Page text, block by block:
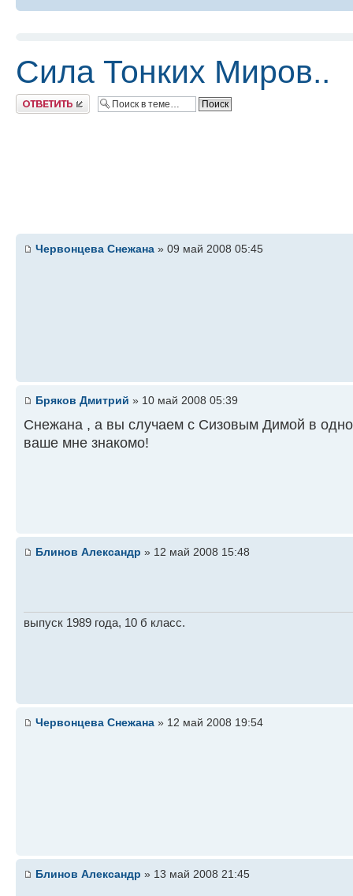
Сила Тонких Миров..
Ответить
Червонцева Снежана » 09 май 2008 05:45
Бряков Дмитрий » 10 май 2008 05:39
Снежана , а вы случаем с Сизовым Димой в
ваше мне знакомо!
Блинов Александр » 12 май 2008 15:48
выпуск 1989 года, 10 б класс.
Червонцева Снежана » 12 май 2008 19:54
Блинов Александр » 13 май 2008 21:45